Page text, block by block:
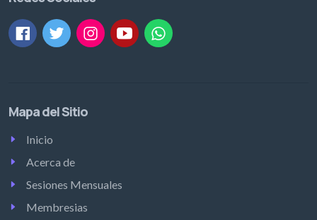
Mapa del Sitio
Inicio
Acerca de
Sesiones Mensuales
Membresias